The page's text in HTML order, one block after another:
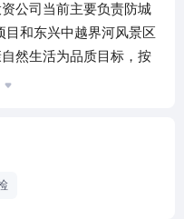
公司当前主要负责防城
目和东兴中越界河风景区
然生活为品质目标，按
乐、山海疗养、医学产